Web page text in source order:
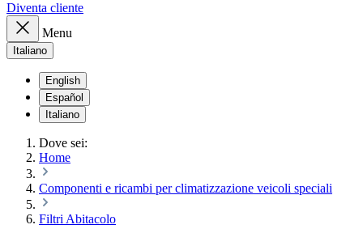
Diventa cliente
Menu
Italiano
English
Español
Italiano
Dove sei:
Home
Componenti e ricambi per climatizzazione veicoli speciali
Filtri Abitacolo